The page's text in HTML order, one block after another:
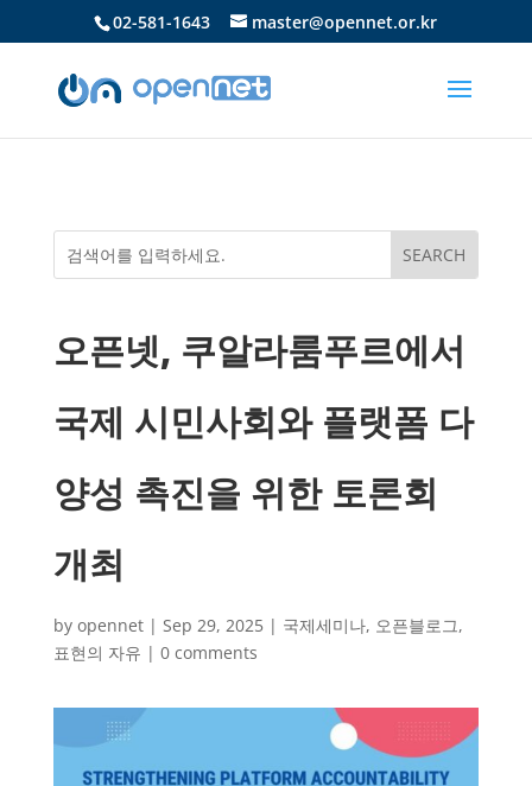
02-581-1643 master@opennet.or.kr
오픈넷, 쿠알라룸푸르에서
국제 시민사회와 플랫폼 다
양성 촉진을 위한 토론회
개최
by opennet| Sep 29, 2025| 국제세미나, 오픈블로그,
표현의 자유 | 0 comments